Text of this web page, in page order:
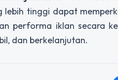
tinggi dapat
performa iklan secara
dan berkelanjutan.